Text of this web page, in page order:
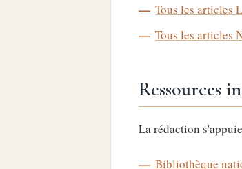
Tous les articles
Tous les articles
Ressources
La rédaction
Bibliothèque